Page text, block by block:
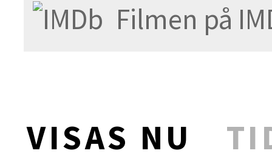
Filmen på
VISAS NU